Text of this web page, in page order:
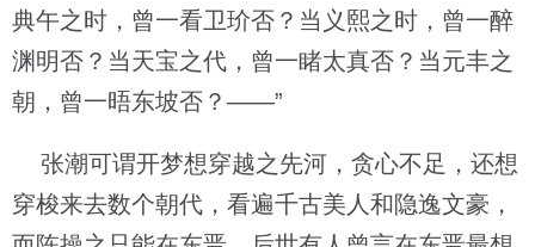
典午之时，曾一看卫玠否？当义熙之时，曾一醉
渊明否？当天宝之代，曾一睹太真否？当元丰之
朝，曾一晤东坡否？——”
张潮可谓开梦想穿越之先河，贪心不足，还想
穿梭来去数个朝代，看遍千古美人和隐逸文豪，